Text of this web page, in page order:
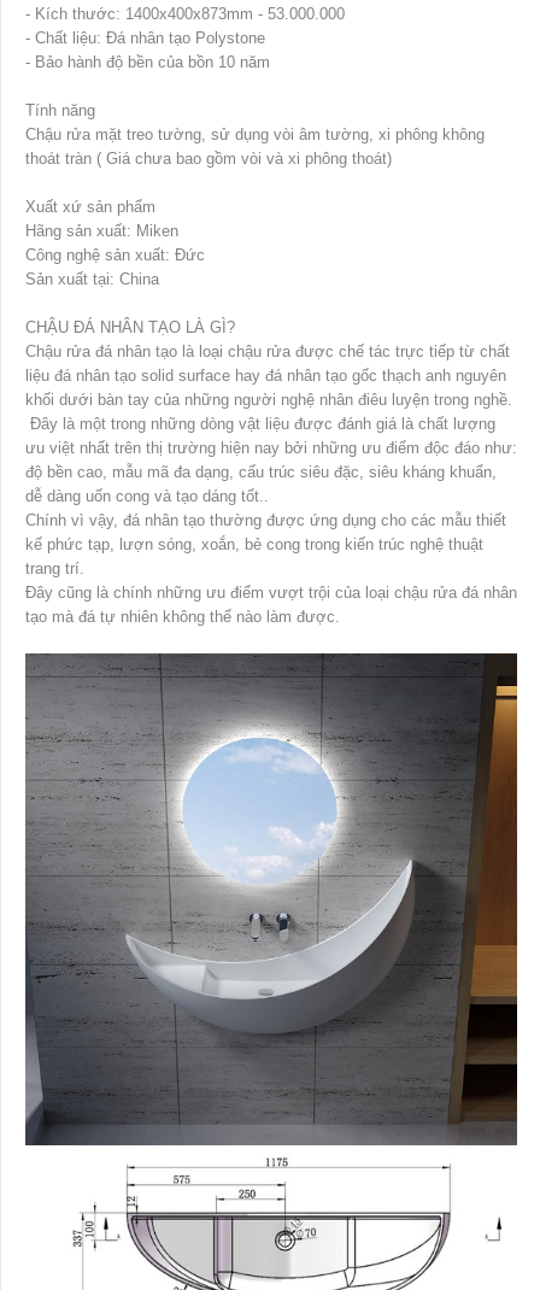
- Kích thước: 1400x400x873mm - 53.000.000
- Chất liệu: Đá nhân tạo Polystone
- Bảo hành độ bền của bồn 10 năm
Tính năng
Chậu rửa mặt treo tường, sử dụng vòi âm tường, xi phông không
thoát tràn ( Giá chưa bao gồm vòi và xi phông thoát)
Xuất xứ sản phẩm
Hãng sản xuất: Miken
Công nghệ sản xuất: Đức
Sản xuất tại: China
CHẬU ĐÁ NHÂN TẠO LÀ GÌ?
Chậu rửa đá nhân tạo là loại chậu rửa được chế tác trực tiếp từ chất
liệu đá nhân tạo solid surface hay đá nhân tạo gốc thạch anh nguyên
khối dưới bàn tay của những người nghệ nhân điêu luyện trong nghề.
Đây là một trong những dòng vật liệu được đánh giá là chất lượng
ưu việt nhất trên thị trường hiện nay bởi những ưu điểm độc đáo như:
độ bền cao, mẫu mã đa dạng, cấu trúc siêu đặc, siêu kháng khuẩn,
dễ dàng uốn cong và tạo dáng tốt..
Chính vì vậy, đá nhân tạo thường được ứng dụng cho các mẫu thiết
kế phức tạp, lượn sóng, xoắn, bẻ cong trong kiến trúc nghệ thuật
trang trí.
Đây cũng là chính những ưu điểm vượt trội của loại chậu rửa đá nhân
tạo mà đá tự nhiên không thể nào làm được.